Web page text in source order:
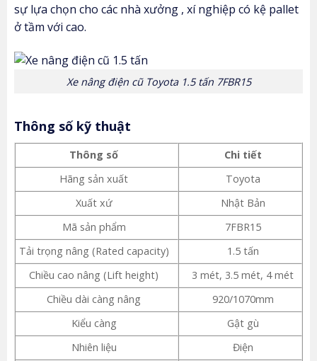
sự lựa chọn cho các nhà xưởng , xí nghiệp có kệ pallet
ở tầm với cao.
Xe nâng điện cũ Toyota 1.5 tấn 7FBR15
Thông số kỹ thuật
Thông số
Chi tiết
Hãng sản xuất
Toyota
Xuất xứ
Nhật Bản
Mã sản phẩm
7FBR15
Tải trọng nâng (Rated capacity)
1.5 tấn
Chiều cao nâng (Lift height)
3 mét, 3.5 mét, 4 mét
Chiều dài càng nâng
920/1070mm
Kiểu càng
Gật gù
Nhiên liệu
Điện